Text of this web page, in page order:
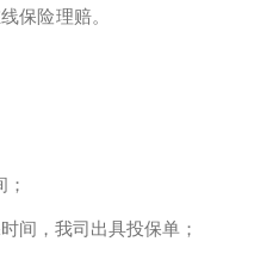
保险理赔。
间，我司出具投保单；